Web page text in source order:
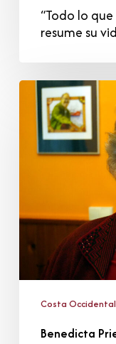
“Todo lo
resume su
Benedicta
Prieto
Sánchez
Costa Occidental
Benedicta